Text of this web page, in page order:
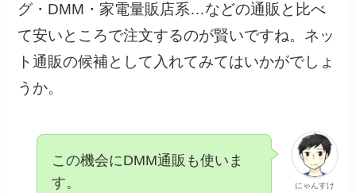
グ・DMM・家電量販店系…などの通販と比べ
て安いところで注文するのが賢いですね。ネッ
ト通販の候補として入れてみてはいかがでしょ
うか。
にゃんすけ
この機会にDMM通販も使いま
す。